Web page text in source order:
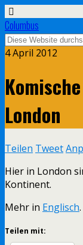
Columbus
4 April 2012
London
Teilen Tweet
Hier in London
Kontinent.
Mehr in Englisch.
Teilen mit: